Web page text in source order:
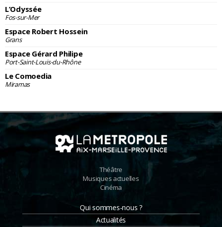
L’Odyssée
Fos-sur-Mer
Espace Robert Hossein
Grans
Espace Gérard Philipe
Port-Saint-Louis-du-Rhône
Le Comoedia
Miramas
Théâtre
Musiques actuelles
Cinéma
Qui sommes-nous ?
Actualités